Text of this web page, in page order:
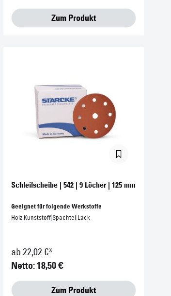
Zum Produkt
Schleifscheibe | 542 | 9 Löcher | 125 mm
Geeignet für folgende Werkstoffe
Holz|Kunststoff|Spachtel|Lack
ab 22,02 €*
Netto: 18,50 €
Zum Produkt